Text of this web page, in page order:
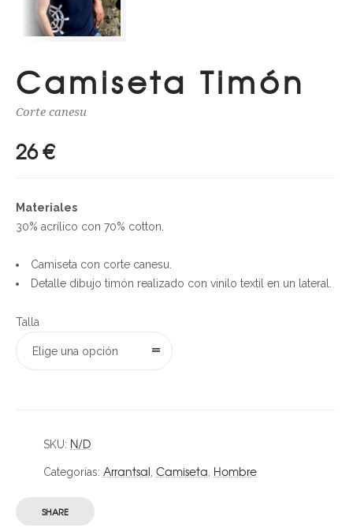
Camiseta Timón
Corte canesu
26€
Materiales
30% acrílico con 70% cotton.
Camiseta con corte canesu.
Detalle dibujo timón realizado con vinilo textil en un lateral.
Talla
Elige una opción
SKU: N/D
Categorías: Arrantsal Camiseta Hombre
SHARE